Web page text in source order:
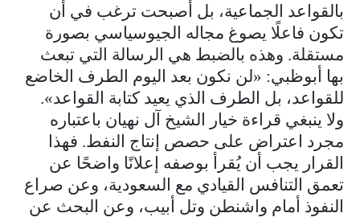
بالقواعد الجماعية، بل أصبحت ترغب في أن
تكون فاعلًا يصوغ مجاله الجيوسياسي بصورة
مستقلة. وهذه بالضبط هي الرسالة التي تبعث
بها أبوظبي: «لن نكون بعد اليوم الطرف الخاضع
للقواعد، بل الطرف الذي يعيد كتابة القواعد».
ولا ينبغي قراءة خيار الشيخ آل نهيان باعتباره
مجرد اعتراض على حصص إنتاج النفط. فهذا
القرار يجب أن يُقرأ بوصفه إعلانًا واضحًا عن
تعمق التنافس القيادي مع السعودية، وعن صراع
النفوذ أمام واشنطن وتل أبيب، وعن البحث عن